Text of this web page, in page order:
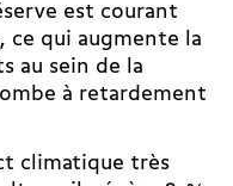
est courant
ce qui augmente la
au sein de la
à retardement
climatique très